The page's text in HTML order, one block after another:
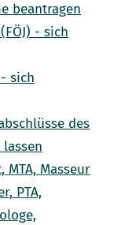
beantragen
- sich
sich
des
Masseur
PTA,